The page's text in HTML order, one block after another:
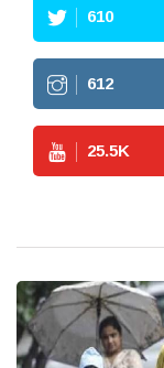
610
612
25.5K